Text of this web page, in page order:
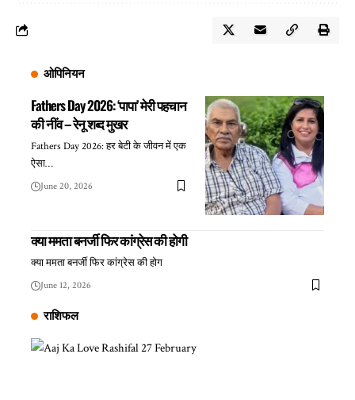
ओपिनियन
Fathers Day 2026: ‘पापा’ मेरी पहचान
की नींव – रेनू शब्द मुखर
Fathers Day 2026: हर बेटी के जीवन में एक
ऐसा…
June 20, 2026
क्या ममता बनर्जी फिर कांग्रेस की होगी
क्या ममता बनर्जी फिर कांग्रेस की होग
June 12, 2026
राशिफल